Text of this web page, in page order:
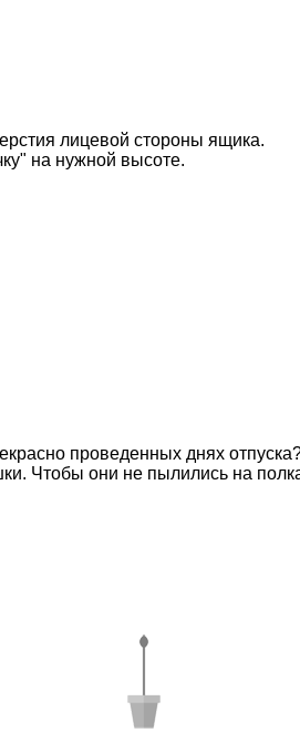
лицевой стороны ящика.
на нужной высоте.
проведенных днях
Чтобы они не пылились на